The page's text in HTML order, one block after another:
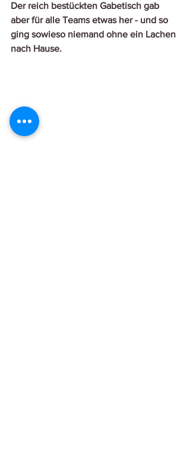
Der reich bestückten Gabetisch gab
aber für alle Teams etwas her - und so
ging sowieso niemand ohne ein Lachen
nach Hause.